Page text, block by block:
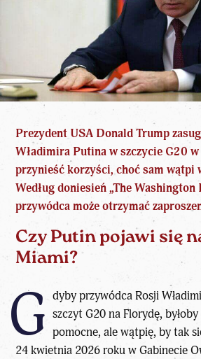
Prezydent USA Donald Trump
Władimira Putinaw szczycie G20
przynieść korzyści, choć sam wątpi
Według doniesień „The
przywódca może otrzymać
Czy Putin pojawi się
Miami?
G dyby przywódca Rosji
szczyt G20 na Florydę,
pomocne, ale wątpię, by tak
24 kwietnia 2026 roku w Gabinecie